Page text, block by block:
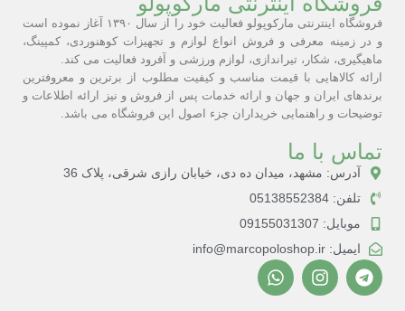
فروشگاه اینترنتی مارکوپولو فعالیت خود را از سال ۱۳۹۰ آغاز نموده است
و در زمینه معرفی و فروش انواع لوازم و تجهیزات کوهنوردی، کمپینگ،
ماهیگیری، شکار، تیراندازی، لوازم ورزشی و آفرود فعالیت می کند.
ارائه کالاهایی با قیمت مناسب و کیفیت مطلوب از برترین و معروفترین
برندهای ایران و جهان و ارائه خدمات پس از فروش و نیز ارائه اطلاعات و
توضیحات و راهنمایی خریداران جزء اصول این فروشگاه می باشد.
تماس با ما
آدرس: مشهد، میدان ده دی، خیابان رازی شرقی، پلاک 36
تلفن: 05138552384
موبایل: 09155031307
ایمیل: info@marcopoloshop.ir